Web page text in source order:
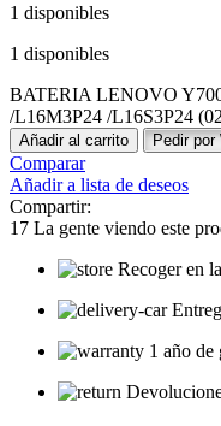
1 disponibles
1 disponibles
BATERIA LENOVO
/L16M3P24 /L16S3P24
Añadir al carrito Pedir por
Comparar
Añadir a lista de deseos
Compartir:
17 La gente viendo este
Recoger en
1 año de